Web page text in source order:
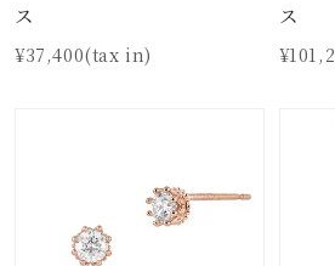
ス
¥37,400(tax in)
ス